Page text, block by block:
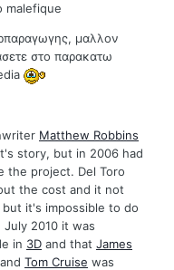
malefique
μαλλον
στο παρακατω
Matthew Robbins
story, but in 2006 had
the project. Del Toro
the cost and it not
it's impossible to do
July 2010 it was
in 3D and that James
and Tom Cruise was